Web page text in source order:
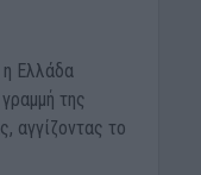
Ελλάδα
της
αγγίζοντας το